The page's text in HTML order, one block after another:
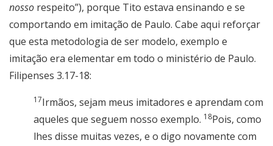
nosso respeito”), porque Tito estava ensinando e se
comportando em imitação de Paulo. Cabe aqui reforçar
que esta metodologia de ser modelo, exemplo e
imitação era elementar em todo o ministério de Paulo.
Filipenses 3.17-18:
17Irmãos, sejam meus imitadores e aprendam com
aqueles que seguem nosso exemplo. 18Pois, como
lhes disse muitas vezes, e o digo novamente com